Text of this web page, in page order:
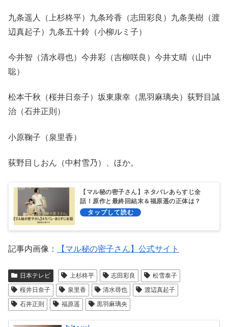
九条遥人（上杉柊平）九条玲香（志田彩良）九条美樹（渡
辺真起子）九条五十鈴（小柳ルミ子）
今井智（清水尋也）今井彩（吉柳咲良）今井丈晴（山中
聡）
松本千秋（桜井日奈子）坂東康幸（黒羽麻璃央）荻野目誠
治（石井正則）
小原鞠子（泉里香）
荻野目しおん（中村雪乃）、ほか。
【マル秘の密子さん】ネタバレあらすじ全
話！原作と最終回結末＆福原遥の正体は？
記事内画像： 【マル秘の密子さん】公式サイト
日本テレビ 上杉柊平 志田彩良
松雪泰子
桜井日奈子
泉里香 清水尋也
渡辺真起子
石井正則
福原遥 黒羽麻璃央